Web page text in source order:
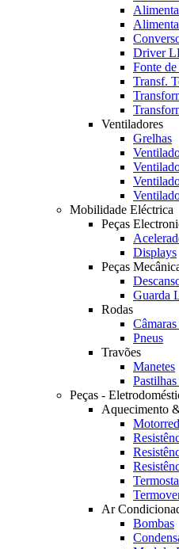
Driver
Fonte
Transf.
Ventiladores
Grelhas
Mobilidade Eléctrica
Peças
Displays
Peças
Guarda
Rodas
Pneus
Travões
Manetes
Peças -
Aquecimento
Ar
Bombas